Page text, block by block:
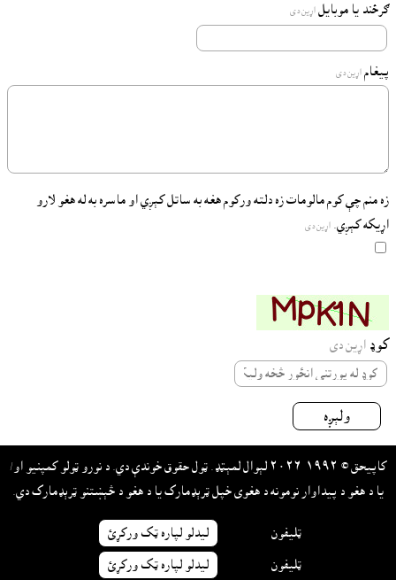
ګرځند يا موبايل اړين دى
پيغام اړين دى
زه منم چې کوم مالومات زه دلته ورکوم هغه به ساتل کېږي او ماسره به له هغو لارو
اړيکه کېږي. اړين دى
کوډ اړين دى
ولېږه
کاپيحق © ١٩٩٢-٢٠٢٦ لېوال لمېټډ. ټول حقوق خوندې دي. د نورو ټولو کمپنيو او/
يا د هغو د پيداوار نومونه د هغوى خپل ټرېډمارک يا د هغو د څېښتنو ټرېډمارک دي.
ټليفون ليدلو لپاره ټک ورکړئ
ټليفون ليدلو لپاره ټک ورکړئ